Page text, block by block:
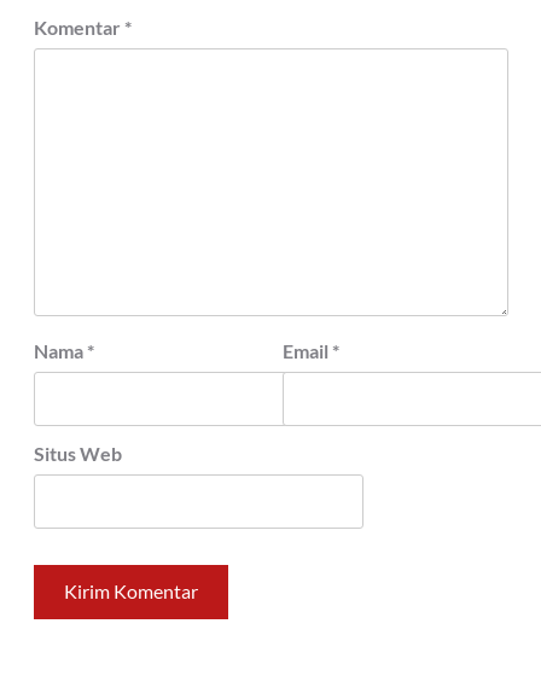
Komentar *
Nama * Email *
Situs Web